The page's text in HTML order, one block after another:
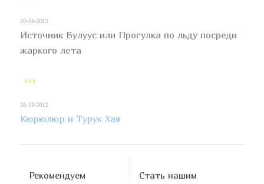
20-09-2012
Источник Булуус или Прогулка по льду посреди
жаркого лета
24-09-2012
Кюрюлюр и Турук Хая
Рекомендуем
Стать нашим